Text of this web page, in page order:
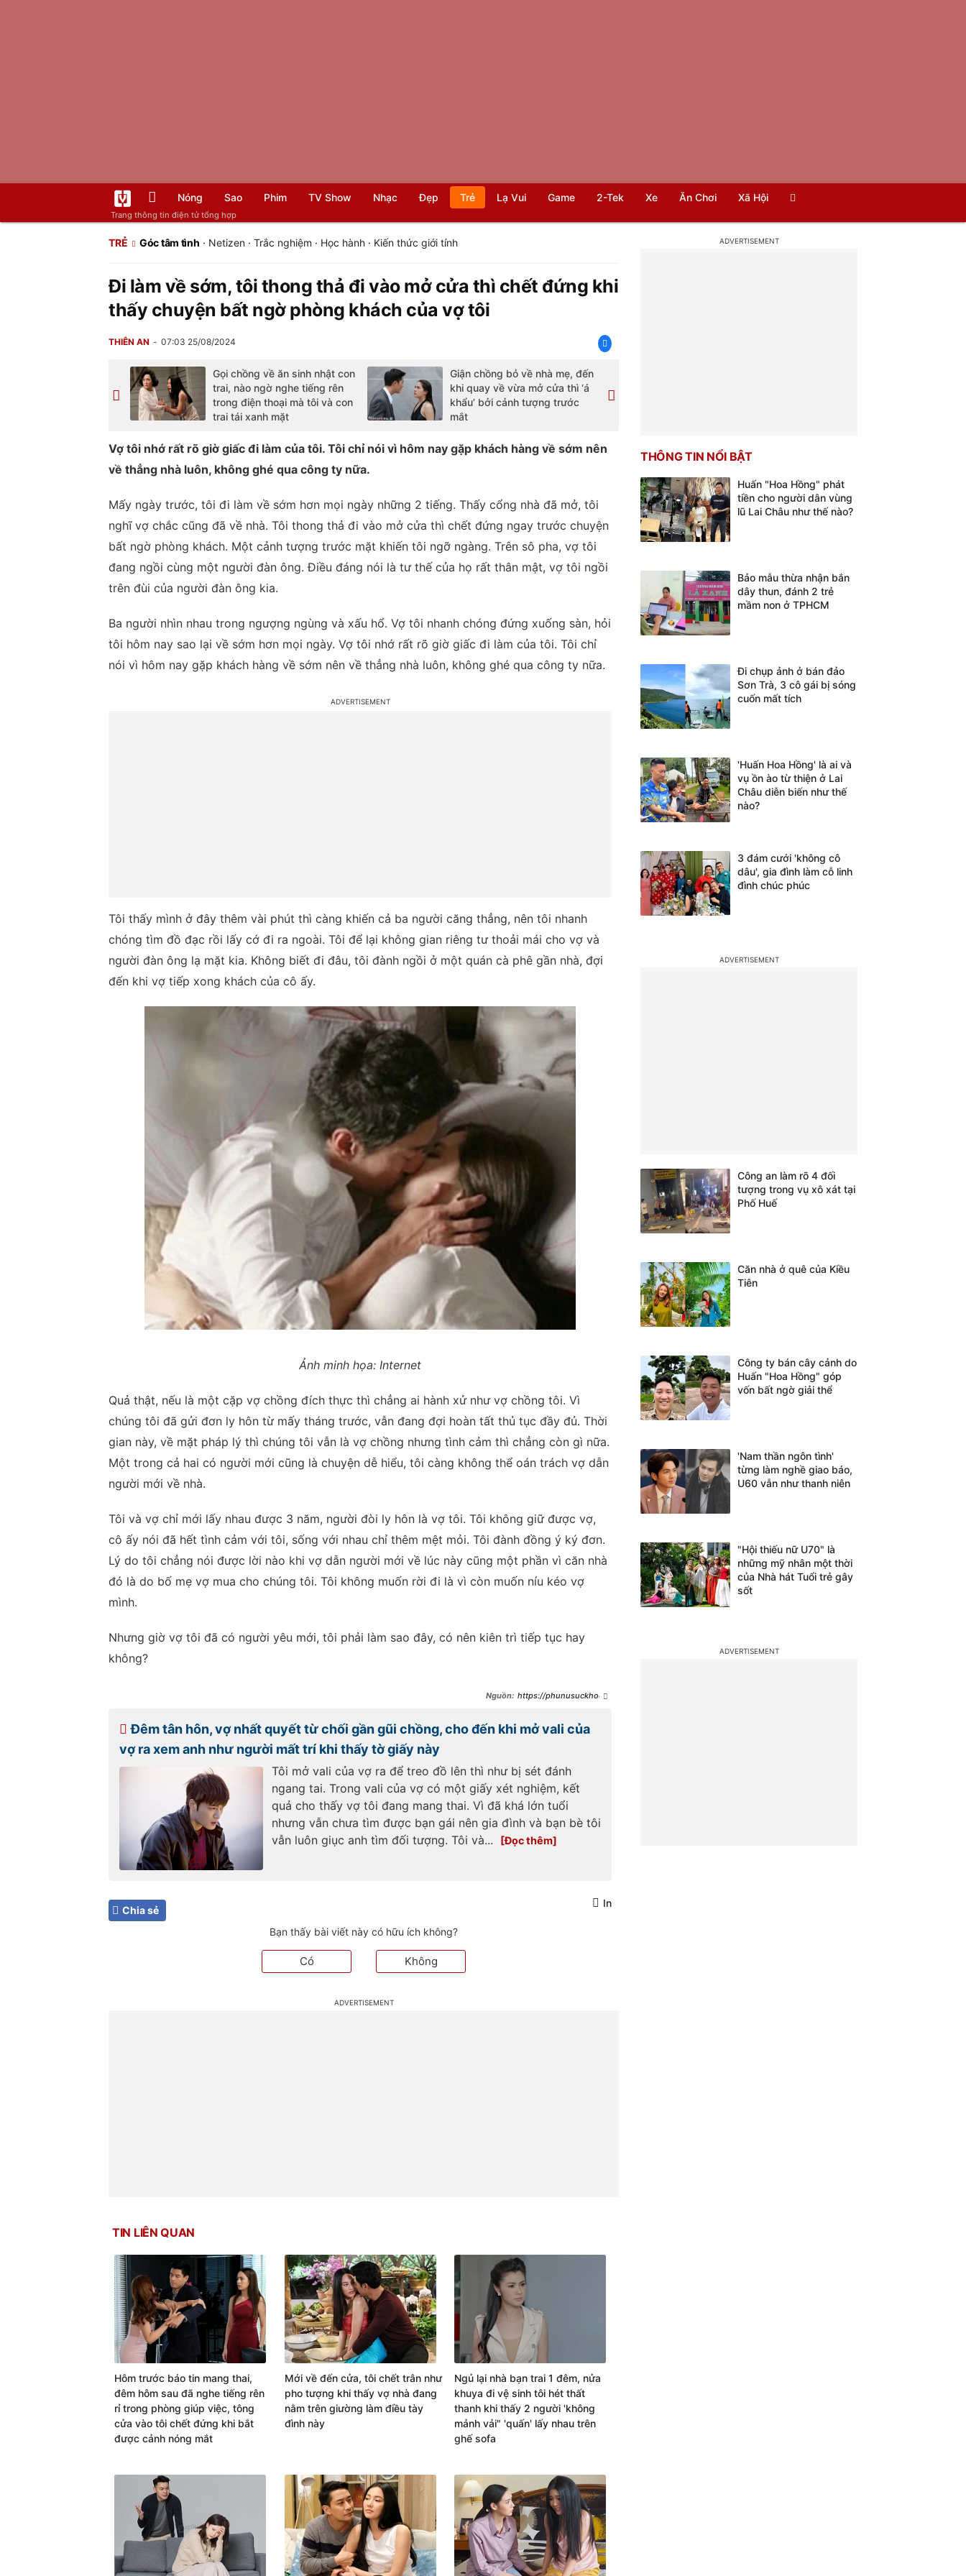
Trang thông tin điện tử tổng hợp
Nóng Sao Phim TV Show Nhạc Đẹp Trẻ Lạ Vui Game 2-Tek Xe Ăn Chơi Xã Hội
TRẺ Góc tâm tình · Netizen ·Trắc nghiệm · Học hành · Kiến thức giới tính
Đi làm về sớm, tôi thong thả đi vào mở cửa thì chết đứng khi
thấy chuyện bất ngờ phòng khách của vợ tôi
THIÊN AN 07:03 25/08/2024
Gọi chồng về ăn sinh nhật con
trai, nào ngờ nghe tiếng rên
trong điện thoại mà tôi và con
trai tái xanh mặt
Giận chồng bỏ về nhà mẹ, đến
khi quay về vừa mở cửa thì ‘á
khẩu’ bởi cảnh tượng trước
mắt
Vợ tôi nhớ rất rõ giờ giấc đi làm của tôi. Tôi chỉ nói vì hôm nay gặp khách hàng về sớm nên
về thẳng nhà luôn, không ghé qua công ty nữa.
Mấy ngày trước, tôi đi làm về sớm hơn mọi ngày những 2 tiếng. Thấy cổng nhà đã mở, tôi
nghĩ vợ chắc cũng đã về nhà. Tôi thong thả đi vào mở cửa thì chết đứng ngay trước chuyện
bất ngờ phòng khách. Một cảnh tượng trước mặt khiến tôi ngỡ ngàng. Trên sô pha, vợ tôi
đang ngồi cùng một người đàn ông. Điều đáng nói là tư thế của họ rất thân mật, vợ tôi ngồi
trên đùi của người đàn ông kia.
Ba người nhìn nhau trong ngượng ngùng và xấu hổ. Vợ tôi nhanh chóng đứng xuống sàn, hỏi
tôi hôm nay sao lại về sớm hơn mọi ngày. Vợ tôi nhớ rất rõ giờ giấc đi làm của tôi. Tôi chỉ
nói vì hôm nay gặp khách hàng về sớm nên về thẳng nhà luôn, không ghé qua công ty nữa.
Tôi thấy mình ở đây thêm vài phút thì càng khiến cả ba người căng thẳng, nên tôi nhanh
chóng tìm đồ đạc rồi lấy cớ đi ra ngoài. Tôi để lại không gian riêng tư thoải mái cho vợ và
người đàn ông lạ mặt kia. Không biết đi đâu, tôi đành ngồi ở một quán cà phê gần nhà, đợi
đến khi vợ tiếp xong khách của cô ấy.
Ảnh minh họa: Internet
Quả thật, nếu là một cặp vợ chồng đích thực thì chẳng ai hành xử như vợ chồng tôi. Vì
chúng tôi đã gửi đơn ly hôn từ mấy tháng trước, vẫn đang đợi hoàn tất thủ tục đầy đủ. Thời
gian này, về mặt pháp lý thì chúng tôi vẫn là vợ chồng nhưng tình cảm thì chẳng còn gì nữa.
Một trong cả hai có người mới cũng là chuyện dễ hiểu, tôi càng không thể oán trách vợ dẫn
người mới về nhà.
Tôi và vợ chỉ mới lấy nhau được 3 năm, người đòi ly hôn là vợ tôi. Tôi không giữ được vợ,
cô ấy nói đã hết tình cảm với tôi, sống với nhau chỉ thêm mệt mỏi. Tôi đành đồng ý ký đơn.
Lý do tôi chẳng nói được lời nào khi vợ dẫn người mới về lúc này cũng một phần vì căn nhà
đó là do bố mẹ vợ mua cho chúng tôi. Tôi không muốn rời đi là vì còn muốn níu kéo vợ
mình.
Nhưng giờ vợ tôi đã có người yêu mới, tôi phải làm sao đây, có nên kiên trì tiếp tục hay
không?
https://phunusuckhoe.g
tha-i-vao-mo-cua-thi-chet-ung-
Đêm tân hôn, vợ nhất quyết từ chối gần gũi chồng, cho đến khi mở vali của
vợ ra xem anh như người mất trí khi thấy tờ giấy này
Tôi mở vali của vợ ra để treo đồ lên thì như bị sét đánh
ngang tai. Trong vali của vợ có một giấy xét nghiệm, kết
quả cho thấy vợ tôi đang mang thai. Vì đã khá lớn tuổi
nhưng vẫn chưa tìm được bạn gái nên gia đình và bạn bè tôi
vẫn luôn giục anh tìm đối tượng. Tôi và...
In
Chia sẻ
Bạn thấy bài viết này có hữu ích không?
Có Không
TIN LIÊN QUAN
Hôm trước báo tin mang thai,
đêm hôm sau đã nghe tiếng rên
rỉ trong phòng giúp việc, tông
cửa vào tôi chết đứng khi bắt
được cảnh nóng mắt
Mới về đến cửa, tôi chết trân như
pho tượng khi thấy vợ nhà đang
nằm trên giường làm điều tày
đình này
Ngủ lại nhà bạn trai 1 đêm, nửa
khuya đi vệ sinh tôi hét thất
thanh khi thấy 2 người 'không
mảnh vải" 'quấn' lấy nhau trên
ghế sofa
THÔNG TIN NỔI BẬT
Huấn "Hoa Hồng" phát
tiền cho người dân vùng
lũ Lai Châu như thế nào?
Bảo mẫu thừa nhận bắn
dây thun, đánh 2 trẻ
mầm non ở TPHCM
Đi chụp ảnh ở bán đảo
Sơn Trà, 3 cô gái bị sóng
cuốn mất tích
'Huấn Hoa Hồng' là ai và
vụ ồn ào từ thiện ở Lai
Châu diễn biến như thế
nào?
3 đám cưới 'không cô
dâu', gia đình làm cỗ linh
đình chúc phúc
Công an làm rõ 4 đối
tượng trong vụ xô xát tại
Phố Huế
Căn nhà ở quê của Kiều
Tiên
Công ty bán cây cảnh do
Huấn "Hoa Hồng" góp
vốn bất ngờ giải thể
'Nam thần ngôn tình'
từng làm nghề giao báo,
U60 vẫn như thanh niên
"Hội thiếu nữ U70" là
những mỹ nhân một thời
của Nhà hát Tuổi trẻ gây
sốt